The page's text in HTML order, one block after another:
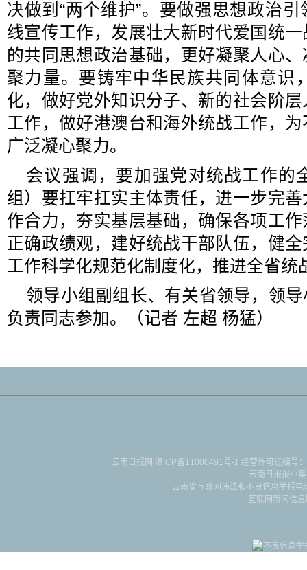
决做到“两个维护”。要做强思想政治
线宣传工作，发展壮大新时代爱国统
的共同思想政治基础，更好凝聚人心
聚力量。要铸牢中华民族共同体意识
化，做好党外知识分子、新的社会阶
工作，做好港澳台和海外统战工作，
广泛凝心聚力。
会议强调，要加强党对统战工作的
组）要扛牢扛实主体责任，进一步完
作合力，夯实基层基础，确保各项工
正确政绩观，建好统战干部队伍，健
工作科学化规范化制度化，推进全省统
领导小组副组长、有关省领导，领
负责同志参加。（记者 左超 杨猛）
云南日报网 滇ICP备11000491号-1 经营许可证编号
云南日报报业
云南省互联网违法和不良信息举报
互联网新闻信